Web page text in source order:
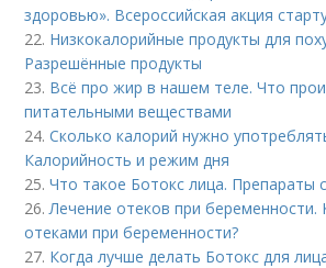
здоровью». Всероссийская акция
22. Низкокалорийные продукты для
Разрешённые продукты
23. Всё про жир в нашем теле. Что
питательными веществами
24.Сколько калорий нужно
Калорийность и режим дня
25.Что такое Ботокс лица. Препараты
26. Лечение отеков при беременности.
отеками при беременности?
27. Когда лучше делать Ботокс для